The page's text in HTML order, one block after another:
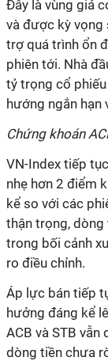
Đây là vùng giá
và được kỳ vọng
trợ quá trình ổn
phiên tới. Nhà
tỷ trọng cổ
hướng ngắn hạn
Chứng khoán
VN-Index tiếp
nhẹ hơn 2 điểm
kể so với các
thận trọng, dòng
trong bối cảnh
ro điều chỉnh.
Áp lực bán tiếp
hưởng đáng kể
ACB và STB
dòng tiền chưa